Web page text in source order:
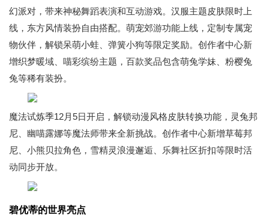
幻派对，带来神秘舞蹈表演和互动游戏。汉服主题皮肤限时上
线，东方风情装扮自由搭配。萌宠郊游功能上线，定制专属宠
物伙伴，解锁呆萌小蛙、弹簧小狗等限定奖励。创作者中心新
增织梦暖域、喵彩缤纷主题，百款奖品包含萌兔学妹、粉樱兔
兔等稀有装扮。
魔法试炼季12月5日开启，解锁动漫风格皮肤转换功能，灵兔邦
尼、幽喵露娜等魔法师带来全新挑战。创作者中心新增草莓邦
尼、小熊贝拉角色，雪精灵浪漫邂逅、乐舞社区折扣等限时活
动同步开放。
碧优蒂的世界亮点